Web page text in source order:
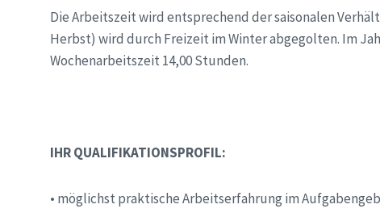
Die Arbeitszeit wird entsprechend der saisonalen
Herbst) wird durch Freizeit im Winter abgegolten. Im
Wochenarbeitszeit 14,00 Stunden.
IHR QUALIFIKATIONSPROFIL:
• möglichst praktische Arbeitserfahrung im